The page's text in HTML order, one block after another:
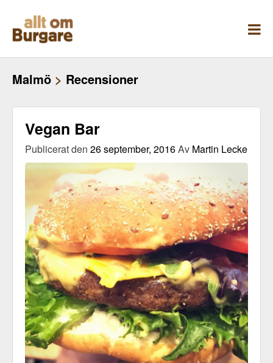
innehåll
Malmö > Recensioner
Vegan Bar
Publicerat den 26 september, 2016Av Martin Lecke